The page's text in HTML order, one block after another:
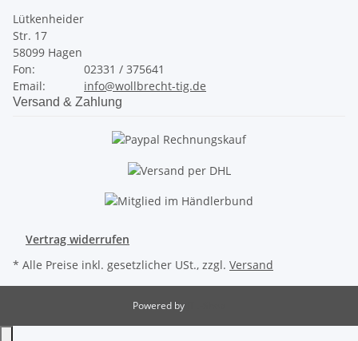
Lütkenheider
Str. 17
58099 Hagen
Fon:
02331 / 375641
Email:
info@wollbrecht-tig.de
Versand & Zahlung
Vertrag widerrufen
* Alle Preise inkl. gesetzlicher USt., zzgl. Versand
Powered by